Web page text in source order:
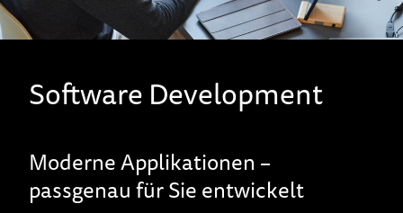
Software Development
Moderne Applikationen –
passgenau für Sie entwickelt